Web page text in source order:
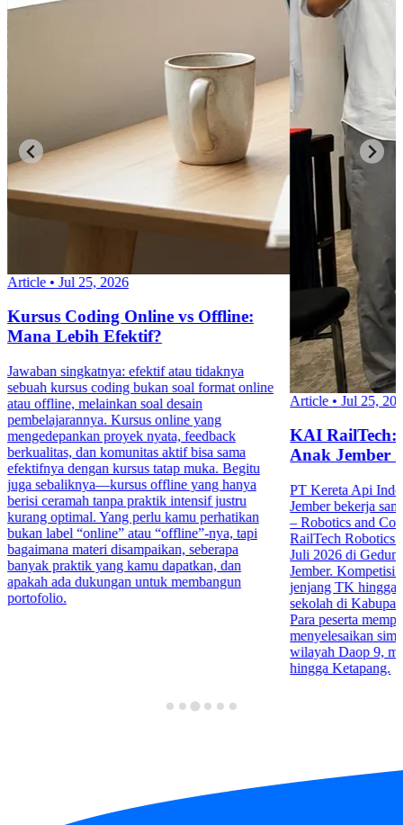
Article • Jul 25, 2026
Kursus Coding Online vs Offline:
Mana Lebih Efektif?
Jawaban singkatnya: efektif atau tidaknya
sebuah kursus coding bukan soal format online
atau offline, melainkan soal desain
pembelajarannya. Kursus online yang
mengedepankan proyek nyata, feedback
berkualitas, dan komunitas aktif bisa sama
efektifnya dengan kursus tatap muka. Begitu
juga sebaliknya—kursus offline yang hanya
berisi ceramah tanpa praktik intensif justru
kurang optimal. Yang perlu kamu perhatikan
bukan label “online” atau “offline”-nya, tapi
bagaimana materi disampaikan, seberapa
banyak praktik yang kamu dapatkan, dan
apakah ada dukungan untuk membangun
portofolio.
Article • Jul 25,
KAI RailTech:
Anak Jember
PT Kereta Api
Jember bekerja
– Robotics and
RailTech Robotics
Juli 2026 di
Jember. Kompetisi
jenjang TK hingga
sekolah di
Para peserta
menyelesaikan
wilayah Daop 9,
hingga Ketapang.